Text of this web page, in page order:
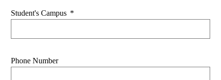
Student's Campus *
Phone Number